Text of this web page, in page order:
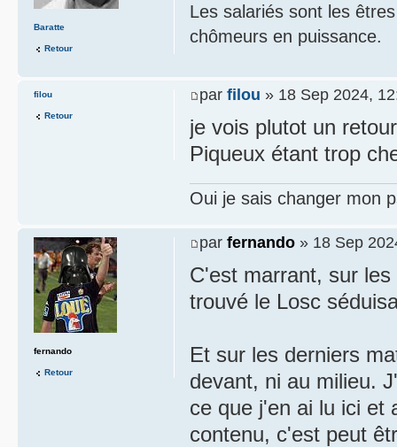
Les salariés sont les
chômeurs en puissance.
Baratte
Retour
par filou » 18 Sep 2024,
je vois plutot un
Piqueux étant trop
Oui je sais changer mon
filou
Retour
par fernando » 18 Sep
C'est marrant, sur
trouvé le Losc
Et sur les derniers
devant, ni au milieu.
ce que j'en ai lu ici et
contenu, c'est peut
fernando
Retour